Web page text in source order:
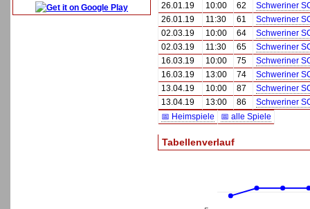
26.01.19
10:00 62
Schweriner
26.01.19
11:30 61
Schweriner
02.03.19
10:00 64
Schweriner
02.03.19
11:30 65
Schweriner
16.03.19
10:00 75
Schweriner
16.03.19
13:00 74
Schweriner
13.04.19
10:00 87
Schweriner
13.04.19
13:00 86
Schweriner
📅 Heimspiele
📅 alle Spiele
Tabellenverlauf